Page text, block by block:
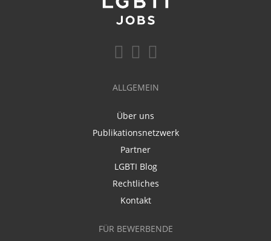
ALLGEMEIN
Über uns
Publikationsnetzwerk
Partner
LGBTI Blog
Rechtliches
Kontakt
FÜR BEWERBENDE